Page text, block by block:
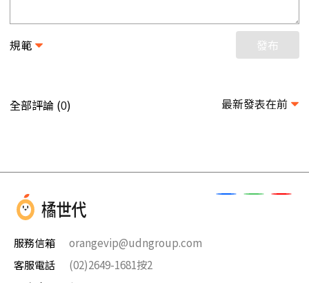
規範 發布
全部評論 (0) 最新發表在前
服務信箱
orangevip@udngroup.com
客服電話
(02)2649-1681按2